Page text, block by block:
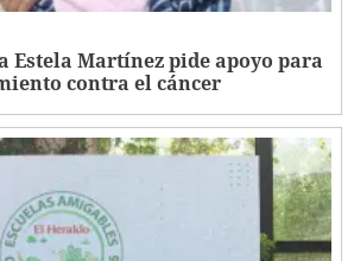
Estela Martínez pide apoyo para
contra el cáncer